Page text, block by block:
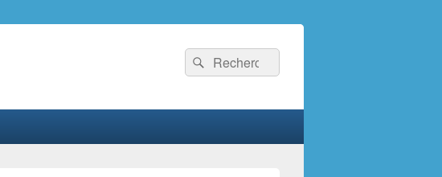
Recherche :
Rechercher